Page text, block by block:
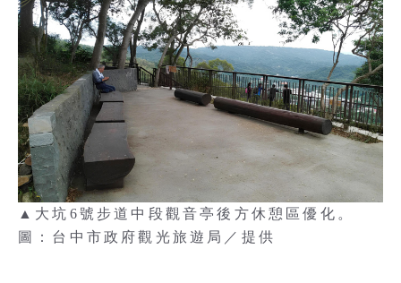
▲大坑6號步道中段觀音亭後方休憩區優化。
圖：台中市政府觀光旅遊局／提供